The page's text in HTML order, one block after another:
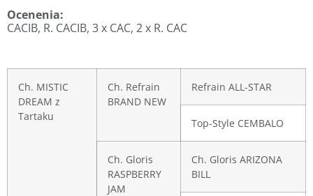
Ocenenia:
CACIB, R. CACIB, 3 x CAC, 2 x R. CAC
Ch. MISTIC
DREAM z
Tartaku
Ch. Refrain
BRAND NEW
Refrain ALL-STAR
Top-Style CEMBALO
Ch. Gloris
RASPBERRY
JAM
Ch. Gloris ARIZONA
BILL